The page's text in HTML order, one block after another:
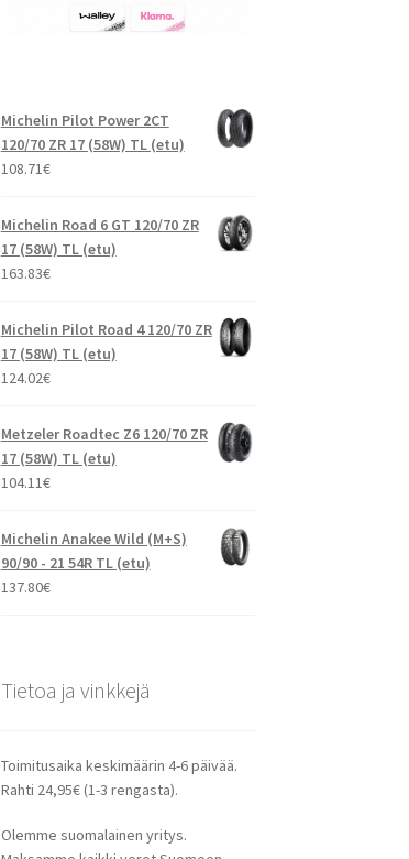
Michelin Pilot Power 2CT
120/70 ZR 17 (58W) TL (etu)
108.71€
Michelin Road 6 GT 120/70 ZR
17 (58W) TL (etu)
163.83€
Michelin Pilot Road 4 120/70 ZR
17 (58W) TL (etu)
124.02€
Metzeler Roadtec Z6 120/70 ZR
17 (58W) TL (etu)
104.11€
Michelin Anakee Wild (M+S)
90/90 - 21 54R TL (etu)
137.80€
Tietoa ja vinkkejä
Toimitusaika keskimäärin 4-6 päivää.
Rahti 24,95€ (1-3 rengasta).
Olemme suomalainen yritys.